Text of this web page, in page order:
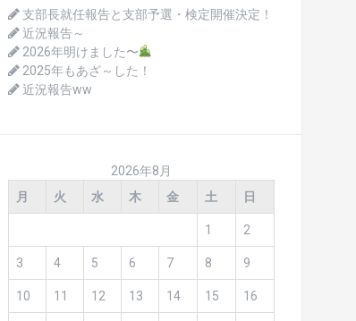
支部長就任報告と支部予選・検定開催決定！
近況報告～
2026年明けました〜
2025年もあざ～した！
近況報告ww
2026年8月
月
火 水 木 金 土 日
1 2
3 4 5 6 7 8 9
10 11 12 13 14 15 16